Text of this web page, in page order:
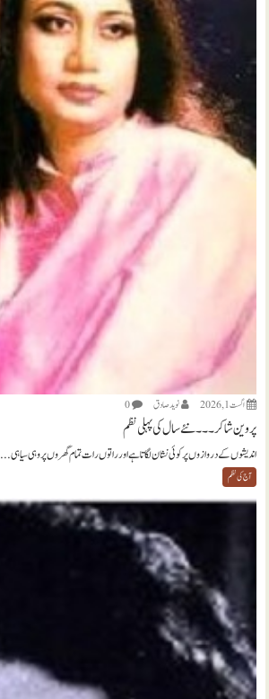
اگست 1, 2026 نويد صادق 0
پروین شاکر ۔۔۔ نئے سال کی پہلی نظم
اندیشوں کے دروازوں پر کوئی نشان لگاتا ہے اور راتوں رات تمام گھروں پر وہی سیاہی...
آج کی نظم